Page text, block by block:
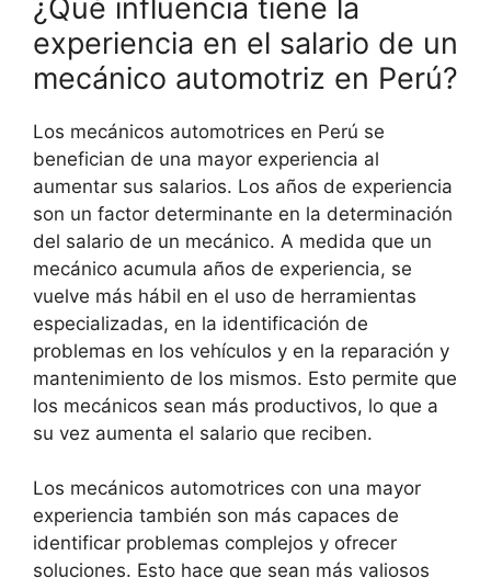
¿Qué influencia tiene la
experiencia en el salario de un
mecánico automotriz en Perú?
Los mecánicos automotrices en Perú se
benefician de una mayor experiencia al
aumentar sus salarios. Los años de experiencia
son un factor determinante en la determinación
del salario de un mecánico. A medida que un
mecánico acumula años de experiencia, se
vuelve más hábil en el uso de herramientas
especializadas, en la identificación de
problemas en los vehículos y en la reparación y
mantenimiento de los mismos. Esto permite que
los mecánicos sean más productivos, lo que a
su vez aumenta el salario que reciben.
Los mecánicos automotrices con una mayor
experiencia también son más capaces de
identificar problemas complejos y ofrecer
soluciones. Esto hace que sean más valiosos